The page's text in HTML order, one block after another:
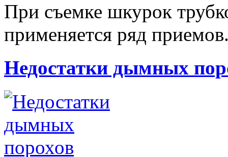
При съемке шкурок
применяется ряд
Недостатки дымных